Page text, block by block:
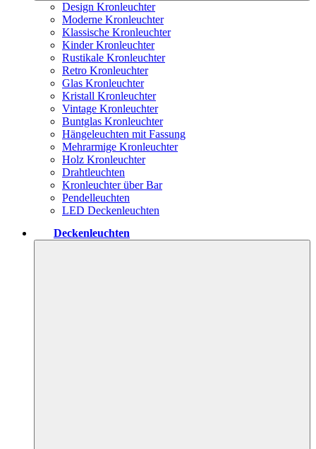
Design Kronleuchter
Moderne Kronleuchter
Klassische Kronleuchter
Kinder Kronleuchter
Rustikale Kronleuchter
Retro Kronleuchter
Glas Kronleuchter
Kristall Kronleuchter
Vintage Kronleuchter
Buntglas Kronleuchter
Hängeleuchten mit Fassung
Mehrarmige Kronleuchter
Holz Kronleuchter
Drahtleuchten
Kronleuchter über Bar
Pendelleuchten
LED Deckenleuchten
Deckenleuchten